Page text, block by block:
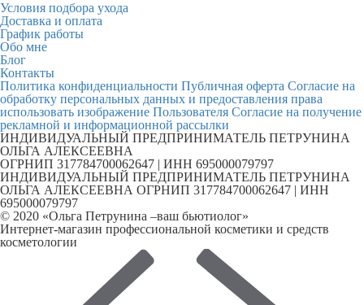
Условия подбора ухода
Доставка и оплата
График работы
Обо мне
Блог
Контакты
Политика конфиденциальности Публичная оферта Согласие на
обработку персональных данных и предоставления права
использовать изображение Пользователя Согласие на получение
рекламной и информационной рассылки
ИНДИВИДУАЛЬНЫЙ ПРЕДПРИНИМАТЕЛЬ ПЕТРУНИНА
ОЛЬГА АЛЕКСЕЕВНА
ОГРНИП 317784700062647 | ИНН 695000079797
ИНДИВИДУАЛЬНЫЙ ПРЕДПРИНИМАТЕЛЬ ПЕТРУНИНА
ОЛЬГА АЛЕКСЕЕВНА ОГРНИП 317784700062647 | ИНН
695000079797
© 2020 «Ольга Петрунина –ваш бьютиолог»
Интернет-магазин профессиональной косметики и средств
косметологии